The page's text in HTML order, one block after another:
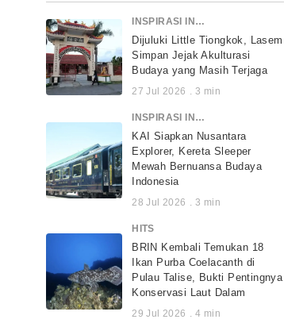
INSPIRASI INDONESIA
Dijuluki Little Tiongkok, Lasem
Simpan Jejak Akulturasi
Budaya yang Masih Terjaga
27 Jul 2026 . 3 min
INSPIRASI INDONESIA
KAI Siapkan Nusantara
Explorer, Kereta Sleeper
Mewah Bernuansa Budaya
Indonesia
28 Jul 2026 . 3 min
HITS
BRIN Kembali Temukan 18
Ikan Purba Coelacanth di
Pulau Talise, Bukti Pentingnya
Konservasi Laut Dalam
29 Jul 2026 . 4 min